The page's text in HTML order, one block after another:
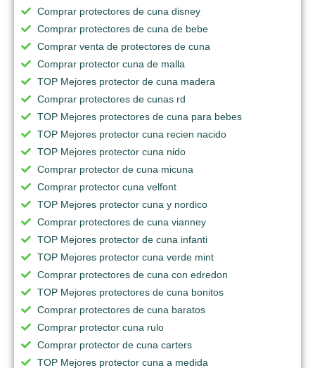
Comprar protectores de cuna disney
Comprar protectores de cuna de bebe
Comprar venta de protectores de cuna
Comprar protector cuna de malla
TOP Mejores protector de cuna madera
Comprar protectores de cunas rd
TOP Mejores protectores de cuna para bebes
TOP Mejores protector cuna recien nacido
TOP Mejores protector cuna nido
Comprar protector de cuna micuna
Comprar protector cuna velfont
TOP Mejores protector cuna y nordico
Comprar protectores de cuna vianney
TOP Mejores protector de cuna infanti
TOP Mejores protector cuna verde mint
Comprar protectores de cuna con edredon
TOP Mejores protectores de cuna bonitos
Comprar protectores de cuna baratos
Comprar protector cuna rulo
Comprar protector de cuna carters
TOP Mejores protector cuna a medida